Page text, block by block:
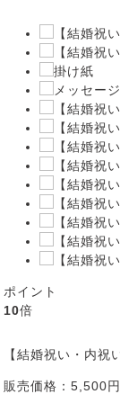
ポイント
10倍
【結婚祝い・内
販売価格：5,500